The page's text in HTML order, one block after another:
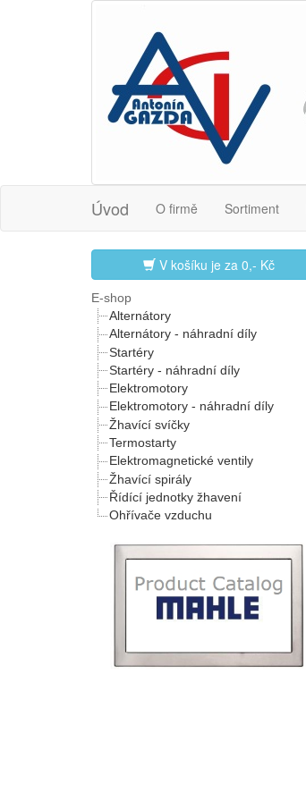
Úvod O firmě Sortiment
V košíku je za 0,- Kč
E-shop
Alternátory
Alternátory - náhradní díly
Startéry
Startéry - náhradní díly
Elektromotory
Elektromotory - náhradní díly
Žhavící svíčky
Termostarty
Elektromagnetické ventily
Žhavící spirály
Řídící jednotky žhavení
Ohřívače vzduchu